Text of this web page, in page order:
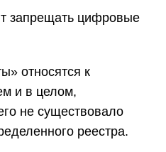
запрещать цифровые
относятся к
и в целом,
не существовало
реестра.